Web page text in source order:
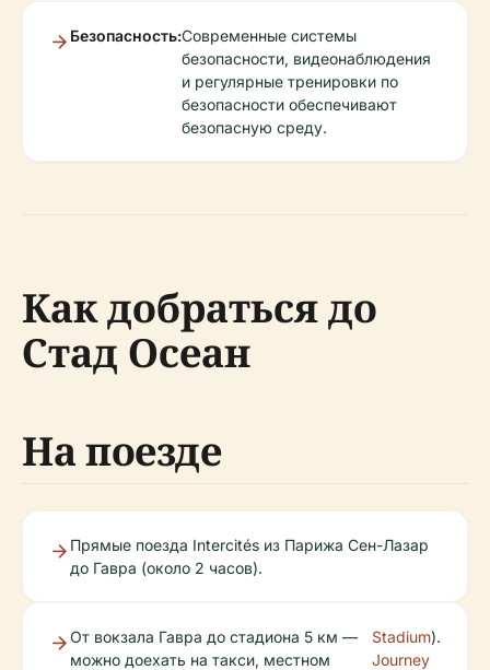
Безопасность:Современные системы
безопасности, видеонаблюдения
и регулярные тренировки по
безопасности обеспечивают
безопасную среду.
Как добраться до
Стад Осеан
На поезде
Прямые поезда Intercités из Парижа Сен-Лазар
до Гавра (около 2 часов).
От вокзала Гавра до стадиона 5 км —
можно доехать на такси, местном
Stadium
Journey
).